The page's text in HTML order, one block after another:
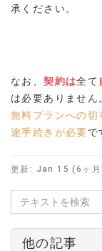
承ください。
なお、契約は全て
は必要ありません
無料プランへの切
途手続きが必要で
更新: Jan 15 (6ヶ月
他の記事